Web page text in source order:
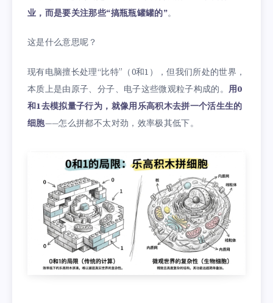
业，而是要关注那些“搞瓶瓶罐罐的”。
这是什么意思呢？
现有电脑擅长处理“比特”（0和1），但我们所处的世界，
本质上是由原子、分子、电子这些微观粒子构成的。用0
和1去模拟量子行为，就像用乐高积木去拼一个活生生的
细胞——怎么拼都不太对劲，效率极其低下。